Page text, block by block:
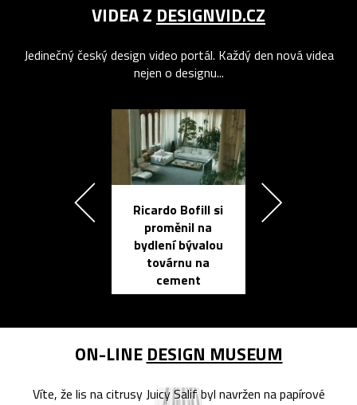
VIDEA Z DESIGNVID.CZ
Jedinečný český design video portál. Každý den nová videa
nejen o designu...
Ricardo Bofill si
proměnil na
bydlení bývalou
továrnu na
cement
ON-LINE DESIGN MUSEUM
Víte, že lis na citrusy Juicy Salif byl navržen na papírové